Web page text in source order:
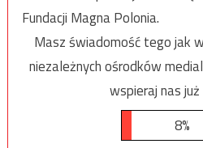
Fundacji Magna Polonia.
Masz świadomość tego jak
niezależnych ośrodków
wspieraj nas
8%